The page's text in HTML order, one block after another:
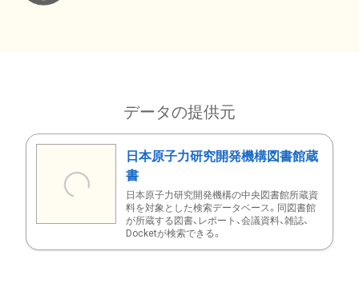
データの提供元
日本原子力研究開発機構図書館蔵
書
日本原子力研究開発機構の中央図書館所蔵資
料を対象とした検索データベース。同図書館
が所蔵する図書、レポート、会議資料、雑誌、
Docketが検索できる。